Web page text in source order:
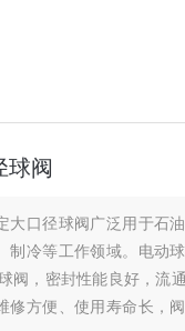
球阀
大口径球阀广泛用于石
制冷等工作领域。电动
阀，密封性能良好，流
修方便、使用寿命长，